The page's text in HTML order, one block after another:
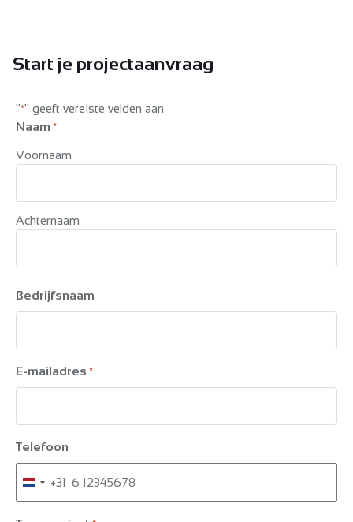
Start je projectaanvraag
"*" geeft vereiste velden aan
Naam *
Voornaam
Achternaam
Bedrijfsnaam
E-mailadres *
Telefoon
Netherlands
+31
+31